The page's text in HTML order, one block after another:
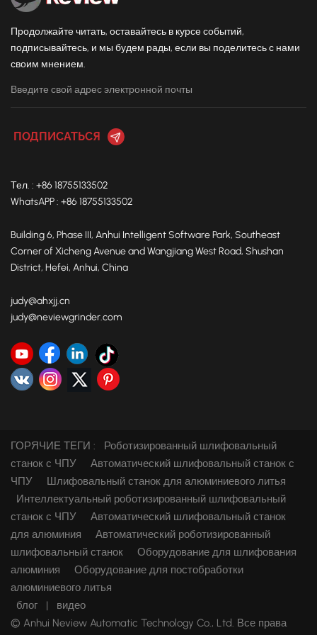
The МР-660С Шлифовальный робот – это
профессиональное оборудование, разработанное
компанией Neview для полировки алюминиевых
деталей. Он оснащен лазерной системой обнаружения,
эффективно гарантируя качество полировки
количество ошибок при ручной полировке. Робот
отличается высокой производительностью и может
значительно повышая эффективность производства и
экономя трудозатраты и время предприятий. Кроме
более удобной: от оператора требуется лишь
выполнять простые действия, чтобы робот
самостоятельно выполнял полировку, что значительно
Продолжайте читать, оставайтесь в курсе событий,
подписывайтесь, и мы будем рады, если вы поделитесь с нами
своим мнением.
Тел. : +86 18755133502
WhatsAPP : +86 18755133502
Building 6, Phase III, Anhui Intelligent Software Park, Southeast
Corner of Xicheng Avenue and Wangjiang West Road, Shushan
District, Hefei, Anhui, China
judy@ahxjj.cn
judy@neviewgrinder.com
ГОРЯЧИЕ ТЕГИ :
Роботизированный шлифовальный
станок с ЧПУ
Автоматический шлифовальный станок с
ЧПУ
Шлифовальный станок для алюминиевого литья
Интеллектуальный роботизированный шлифовальный
станок с ЧПУ
Автоматический шлифовальный станок
для алюминия
Автоматический роботизированный
шлифовальный станок
Оборудование для шлифования
алюминия
Оборудование для постобработки
алюминиевого литья
блог
|
видео
© Anhui Neview Automatic Technology Co., Ltd. Все права